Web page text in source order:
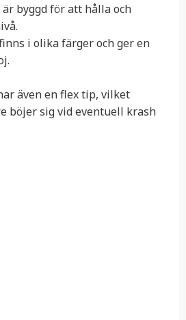
byggd för att hålla och
i olika färger och ger en
även en flex tip, vilket
böjer sig vid eventuell krash